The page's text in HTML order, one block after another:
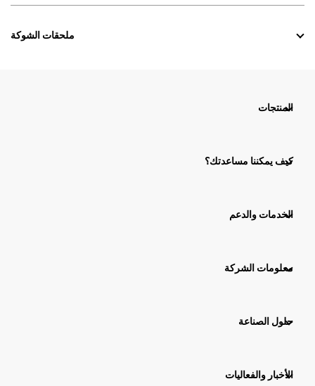
ملحقات الشوكة
المنتجات
كيف يمكننا مساعدتك؟
الخدمات والدعم
معلومات الشركة
حلول الصناعة
الأخبار والفعاليات